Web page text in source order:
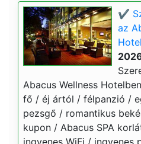
✔️
az
Abacus Wellness
fő / éj ártól / félpanzió /
pezsgő / romantikus
kupon / Abacus SPA
ingyenes WiFi / ingyenes